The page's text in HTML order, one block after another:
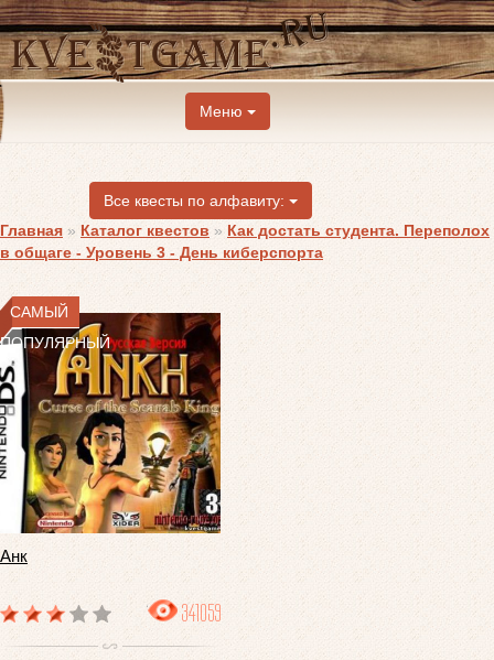
Меню
Все квесты по алфавиту:
Главная » Каталог квестов » Как достать студента. Переполох
в общаге - Уровень 3 - День киберспорта
САМЫЙ
ПОПУЛЯРНЫЙ
Анк
341059